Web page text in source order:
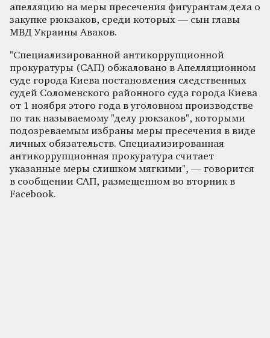
апелляцию на меры пресечения фигурантам дела о
закупке рюкзаков, среди которых — сын главы
МВД Украины Аваков.
"Специализированной антикоррупционной
прокуратуры (САП) обжаловано в Апелляционном
суде города Киева постановления следственных
судей Соломенского районного суда города Киева
от 1 ноября этого года в уголовном производстве
по так называемому "делу рюкзаков", которыми
подозреваемым избраны меры пресечения в виде
личных обязательств. Специализированная
антикоррупционная прокуратура считает
указанные меры слишком мягкими", — говорится
в сообщении САП, размещенном во вторник в
Facebook.